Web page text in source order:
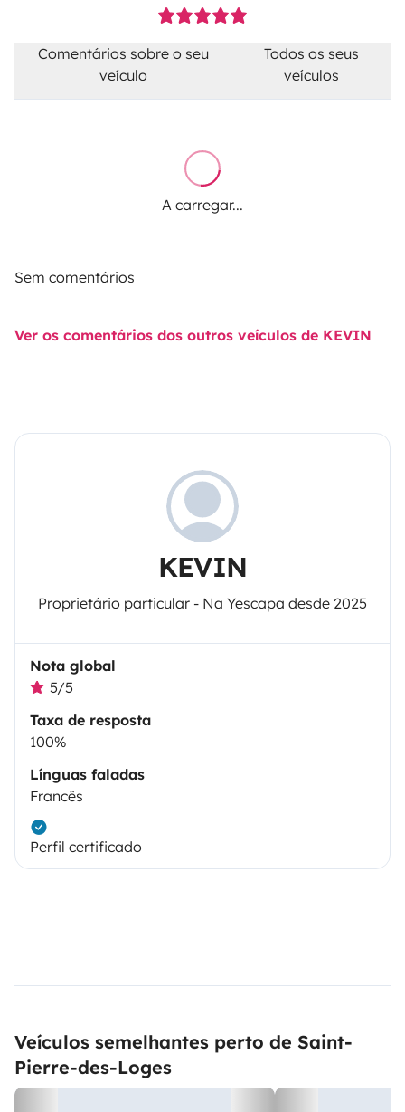
Comentários sobre o seu
veículo
Todos os seus
veículos
A carregar...
Sem comentários
Ver os comentários dos outros veículos de KEVIN
KEVIN
Proprietário particular - Na Yescapa desde 2025
Nota global
5/5
Taxa de resposta
100%
Línguas faladas
Francês
Perfil certificado
Veículos semelhantes perto de Saint-
Pierre-des-Loges